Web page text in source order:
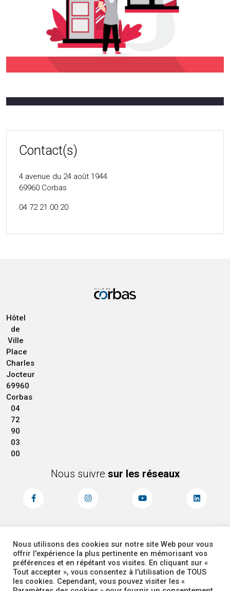
Contact(s)
4 avenue du 24 août 1944
69960 Corbas
04 72 21 00 20
Hôtel
de
Ville
Place
Charles
Jocteur
69960
Corbas
04
72
90
03
00
Nous suivre sur les réseaux
MENTIONS LÉGALES
PLAN DU SITE
ACCESSIBILITÉ
ADMINISTRATEUR
COOKIES
Nous utilisons des cookies sur notre site Web pour vous
offrir l'expérience la plus pertinente en mémorisant vos
préférences et en répétant vos visites. En cliquant sur «
Tout accepter », vous consentez à l'utilisation de TOUS
les cookies. Cependant, vous pouvez visiter les «